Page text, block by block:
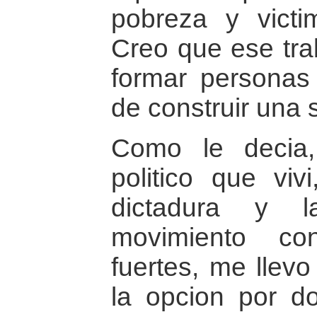
pobreza y
Creo que ese
formar
de construir una
Como le
politico que
dictadura y
movimiento
fuertes, me
la opcion por